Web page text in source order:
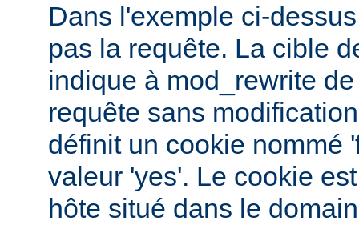
Dans l'exemple ci-
pas la requête. La cible
indique à mod_rewrite
requête sans
définit un cookie nommé
valeur 'yes'. Le cookie
hôte situé dans le